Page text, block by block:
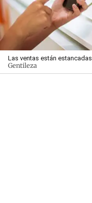
Las ventas están
Gentileza